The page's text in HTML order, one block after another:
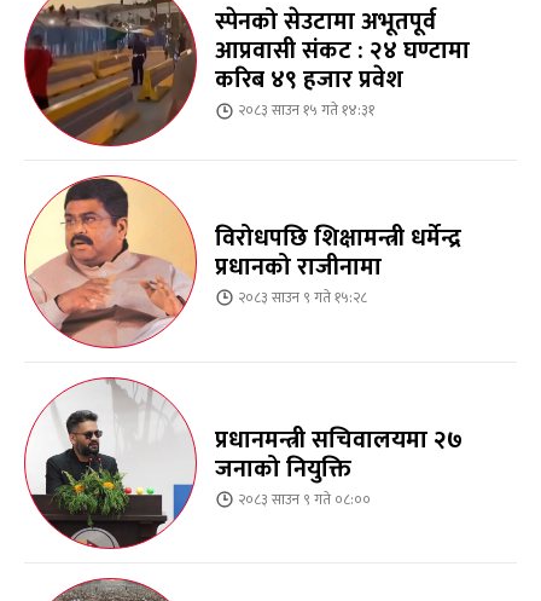
स्पेनको सेउटामा अभूतपूर्व
आप्रवासी संकट : २४ घण्टामा
करिब ४९ हजार प्रवेश
२०८३ साउन १५ गते १४:३१
विरोधपछि शिक्षामन्त्री धर्मेन्द्र
प्रधानको राजीनामा
२०८३ साउन ९ गते १५:२८
प्रधानमन्त्री सचिवालयमा २७
जनाको नियुक्ति
२०८३ साउन ९ गते ०८:००